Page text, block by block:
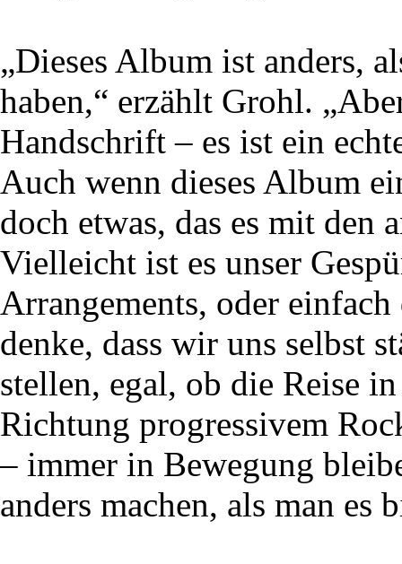
„Dieses Album ist anders,
haben,“ erzählt Grohl.
Handschrift – es ist ein
Auch wenn dieses Album
doch etwas, das es mit den
Vielleicht ist es unser
Arrangements, oder
denke, dass wir uns selbst
stellen, egal, ob die Reise
Richtung progressivem
– immer in Bewegung
anders machen, als man es